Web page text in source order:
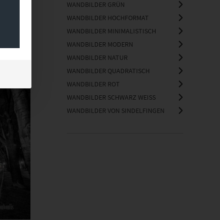
WANDBILDER GRÜN
WANDBILDER HOCHFORMAT
WANDBILDER MINIMALISTISCH
WANDBILDER MODERN
WANDBILDER NATUR
WANDBILDER QUADRATISCH
WANDBILDER ROT
WANDBILDER SCHWARZ WEISS
WANDBILDER VON SINDELFINGEN